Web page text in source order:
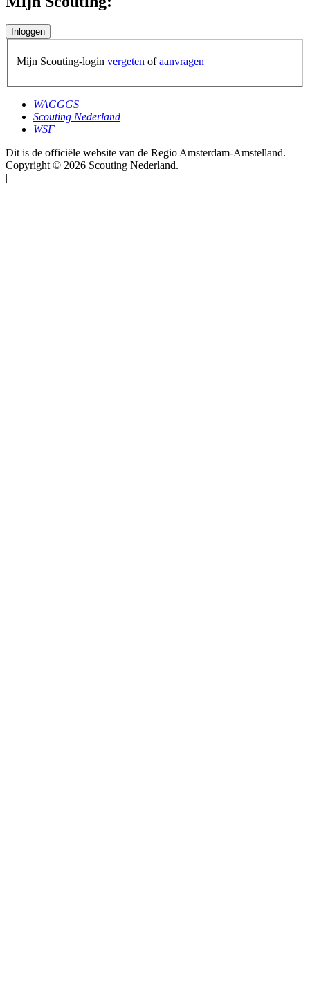
Mijn Scouting-login vergeten ofaanvragen
WAGGGS
Scouting Nederland
WSF
Dit is de officiële website van de Regio Amsterdam-Amstelland.
Copyright © 2026 Scouting Nederland.
|